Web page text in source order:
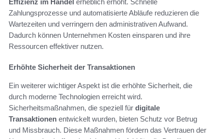
Zahlungsprozesse und automatisierte Abläufe reduzieren die
Wartezeiten und verringern den administrativen Aufwand.
Dadurch können Unternehmen Kosten einsparen und ihre
Ressourcen effektiver nutzen.
Erhöhte Sicherheit der Transaktionen
Ein weiterer wichtiger Aspekt ist die erhöhte Sicherheit, die
durch moderne Technologien erreicht wird.
Sicherheitsmaßnahmen, die speziell für digitale
Transaktionen entwickelt wurden, bieten Schutz vor Betrug
und Missbrauch. Diese Maßnahmen fördern das Vertrauen der